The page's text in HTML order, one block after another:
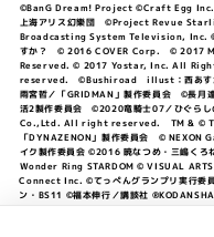
©BanG Dream! Project ©Craft Egg Inc.
上海アリス幻樂団 ©Project Revue
Broadcasting System Television, Inc.
すか？ © 2016 COVER Corp. © 2017
Reserved. © 2017 Yostar, Inc. All
reserved. ©Bushiroad illust：西あす
雨宮哲／「GRIDMAN」製作委員会 ©長月
活2製作委員会 ©2020竜騎士07／ひぐらし
Co.,Ltd. All right reserved. TM & ©
「DYNAZENON」製作委員会 © NEXON
イク製作委員会 ©2016 暁なつめ・三嶋く
Wonder Ring STARDOM © VISUAL
Connect Inc. ©てっぺんグランプリ実行
ン・BS11 ©福本伸行／講談社